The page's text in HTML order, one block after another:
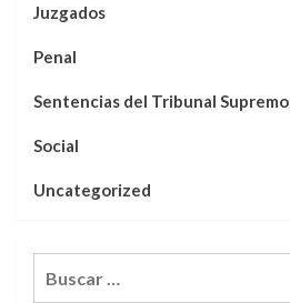
Juzgados
Penal
Sentencias del Tribunal Supremo
Social
Uncategorized